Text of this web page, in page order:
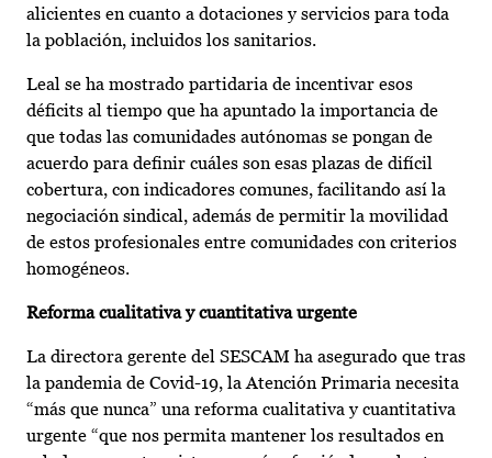
alicientes en cuanto a dotaciones y servicios para toda
la población, incluidos los sanitarios.
Leal se ha mostrado partidaria de incentivar esos
déficits al tiempo que ha apuntado la importancia de
que todas las comunidades autónomas se pongan de
acuerdo para definir cuáles son esas plazas de difícil
cobertura, con indicadores comunes, facilitando así la
negociación sindical, además de permitir la movilidad
de estos profesionales entre comunidades con criterios
homogéneos.
Reforma cualitativa y cuantitativa urgente
La directora gerente del SESCAM ha asegurado que tras
la pandemia de Covid-19, la Atención Primaria necesita
“más que nunca” una reforma cualitativa y cuantitativa
urgente “que nos permita mantener los resultados en